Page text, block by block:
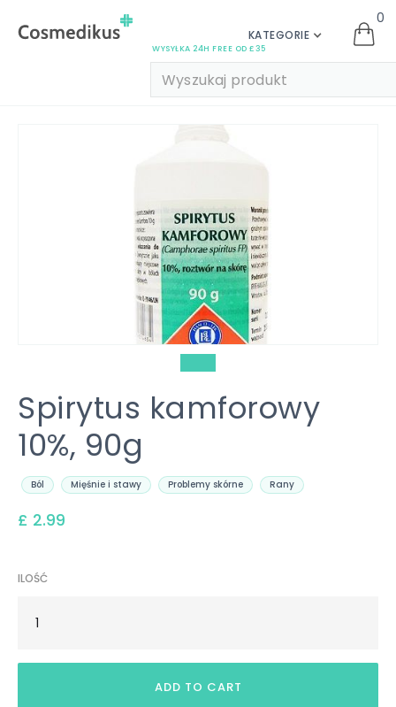
WYSYŁKA 24H FREE OD £35
KATEGORIE
0
Spirytus kamforowy
10%, 90g
Ból Mięśnie i stawy Problemy skórne Rany
£ 2.99
ILOŚĆ